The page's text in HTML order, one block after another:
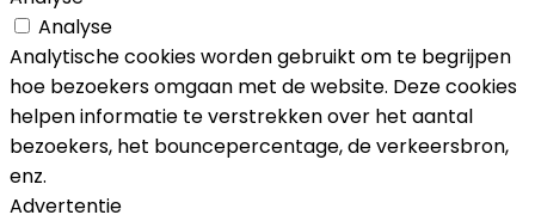
Analyse
Analytische cookies worden gebruikt om te begrijpen
hoe bezoekers omgaan met de website. Deze cookies
helpen informatie te verstrekken over het aantal
bezoekers, het bouncepercentage, de verkeersbron,
enz.
Advertentie